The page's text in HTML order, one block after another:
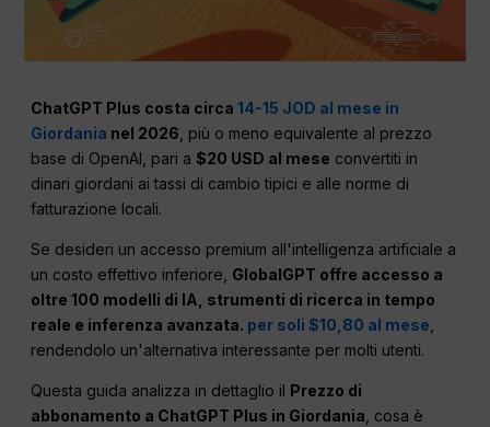
ChatGPT Plus costa circa14-15 JOD al mese in
Giordania nel 2026 , più o meno equivalente al prezzo
base di OpenAI, pari a$20 USD al mese convertiti in
dinari giordani ai tassi di cambio tipici e alle norme di
fatturazione locali.
Se desideri un accesso premium all'intelligenza artificiale a
un costo effettivo inferiore, GlobalGPT offre accesso a
oltre 100 modelli di IA, strumenti di ricerca in tempo
reale e inferenza avanzata. per soli $10,80 al mese
rendendolo un'alternativa interessante per molti utenti.
Questa guida analizza in dettaglio il
Prezzo di
abbonamento a ChatGPT Plus in Giordania, cosa è